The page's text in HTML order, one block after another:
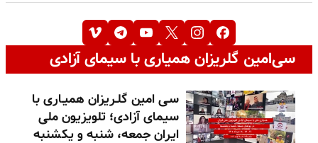
سی‌امین گلریزان همیاری با سیمای آزادی
سـی امین گلـریزان همیـاری با
سیمای آزادی؛ تلویزیون ملی
ایران جمعه، شنبه و یکشنبه